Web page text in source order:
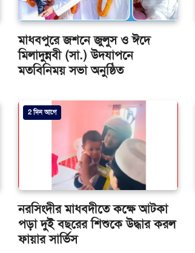
মাধবপুরে জশনে জুলুস ও ঈদে
মিলাদুন্নবী (সা.) উদযাপনে
মতবিনিময় সভা অনুষ্ঠিত
2 দিন আগে
নরসিংদীর মাধবদীতে কক্ষে আটকা
পড়া দুই বছরের শিশুকে উদ্ধার করল
ফায়ার সার্ভিস